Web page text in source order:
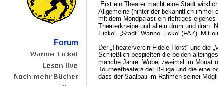
„Erst ein Theater macht eine Stadt
Allgemeine (hinter der bekanntlich
mit dem Mondpalast ein richtiges
Theaterkneipe und allem drum und dran.
Eickel. „Stadt“ Wanne-Eickel (FAZ). Mit
Der „Theaterverein Fidele Horst“ und die
Schließlich bespielten die beiden
manche Jahre. Wobei zweimal im Monat
Tourneetheaters der B-Liga und die eine
dass der Saalbau im Rahmen seiner
Forum